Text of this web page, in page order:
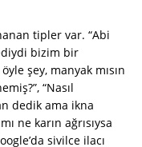
tipler var. “Abi
bizim bir
şey, manyak mısın
“Nasıl
dedik ama ikna
ne karın ağrısıysa
sivilce ilacı